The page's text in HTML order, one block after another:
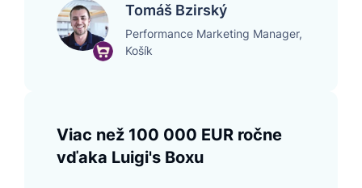
Tomáš Bzirský
Performance Marketing Manager,
Košík
Viac než 100 000 EUR ročne
vďaka Luigi's Boxu